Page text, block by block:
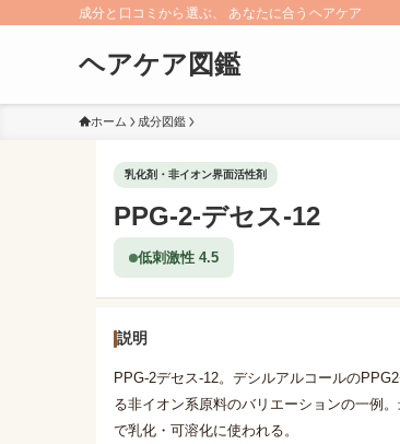
成分と口コミから選ぶ、 あなたに合うヘアケア
ヘアケア図鑑
ホーム 成分図鑑
乳化剤・非イオン界面活性剤
PPG-2-デセス-12
低刺激性 4.5
説明
PPG-2デセス-12。デシルアルコールの
る非イオン系原料のバリエーションの一例
で乳化・可溶化に使われる。